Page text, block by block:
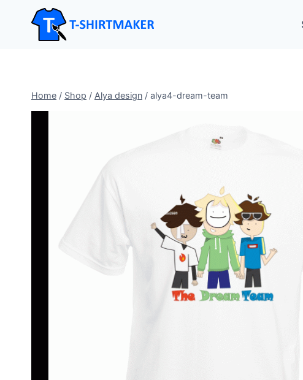
contenuto
Home / Shop / Alya design / alya4-dream-team